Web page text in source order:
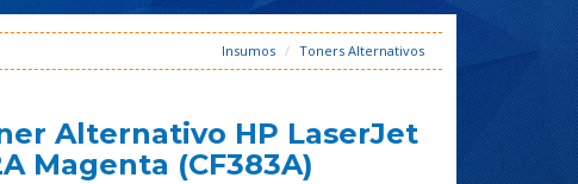
Insumos Toners Alternativos
Alternativo HP LaserJet
Magenta (CF383A)